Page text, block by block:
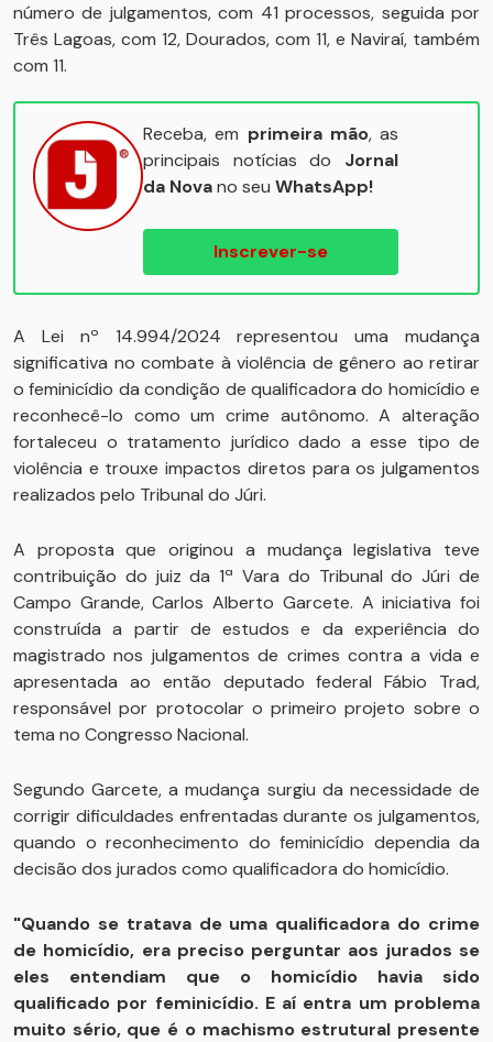
número de julgamentos, com 41 processos, seguida por
Três Lagoas, com 12, Dourados, com 11, e Naviraí, também
com 11.
Receba, em primeira mão, as
principais notícias do Jornal
da Novano seu WhatsApp!
Inscrever-se
A Lei nº 14.994/2024 representou uma mudança
significativa no combate à violência de gênero ao retirar
o feminicídio da condição de qualificadora do homicídio e
reconhecê-lo como um crime autônomo. A alteração
fortaleceu o tratamento jurídico dado a esse tipo de
violência e trouxe impactos diretos para os julgamentos
realizados pelo Tribunal do Júri.
A proposta que originou a mudança legislativa teve
contribuição do juiz da 1ª Vara do Tribunal do Júri de
Campo Grande, Carlos Alberto Garcete. A iniciativa foi
construída a partir de estudos e da experiência do
magistrado nos julgamentos de crimes contra a vida e
apresentada ao então deputado federal Fábio Trad,
responsável por protocolar o primeiro projeto sobre o
tema no Congresso Nacional.
Segundo Garcete, a mudança surgiu da necessidade de
corrigir dificuldades enfrentadas durante os julgamentos,
quando o reconhecimento do feminicídio dependia da
decisão dos jurados como qualificadora do homicídio.
"Quando se tratava de uma qualificadora do crime
de homicídio, era preciso perguntar aos jurados se
eles entendiam que o homicídio havia sido
qualificado por feminicídio. E aí entra um problema
muito sério, que é o machismo estrutural presente